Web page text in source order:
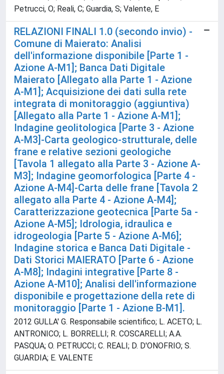
Petrucci, O; Reali, C; Guardia, S; Valente, E
RELAZIONI FINALI 1.0 (secondo invio) -
Comune di Maierato: Analisi
dell'informazione disponibile [Parte 1 -
Azione A-M1]; Banca Dati Digitale
Maierato [Allegato alla Parte 1 - Azione
A-M1]; Acquisizione dei dati sulla rete
integrata di monitoraggio (aggiuntiva)
[Allegato alla Parte 1 - Azione A-M1];
Indagine geolitologica [Parte 3 - Azione
A-M3]-Carta geologico-strutturale, delle
frane e relative sezioni geologiche
[Tavola 1 allegato alla Parte 3 - Azione A-
M3]; Indagine geomorfologica [Parte 4 -
Azione A-M4]-Carta delle frane [Tavola 2
allegato alla Parte 4 - Azione A-M4];
Caratterizzazione geotecnica [Parte 5a -
Azione A-M5]; Idrologia, idraulica e
idrogeologia [Parte 5 - Azione A-M6];
Indagine storica e Banca Dati Digitale -
Dati Storici MAIERATO [Parte 6 - Azione
A-M8]; Indagini integrative [Parte 8 -
Azione A-M10]; Analisi dell'informazione
disponibile e progettazione della rete di
monitoraggio [Parte 1 - Azione B-M1].
2012 GULLA' G. Responsabile scientifico; L. ACETO; L.
ANTRONICO; L. BORRELLI; R. COSCARELLI; A.A.
PASQUA; O. PETRUCCI; C. REALI; D. D'ONOFRIO; S.
GUARDIA; E. VALENTE